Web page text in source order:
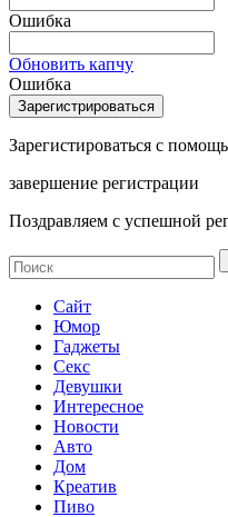
Ошибка
Обновить капчу
Ошибка
Зарегистироваться с
завершение регистрации
Поздравляем с успешной
Сайт
Юмор
Гаджеты
Секс
Девушки
Интересное
Новости
Авто
Дом
Креатив
Пиво